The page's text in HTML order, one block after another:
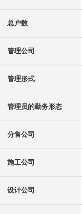
总户数
管理公司
管理形式
管理员的勤务形态
分售公司
施工公司
设计公司